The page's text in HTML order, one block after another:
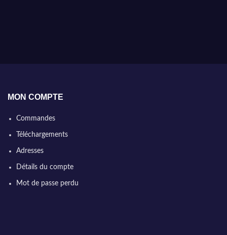
MON COMPTE
Commandes
Téléchargements
Adresses
Détails du compte
Mot de passe perdu